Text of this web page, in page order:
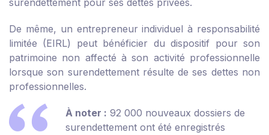
surendettement pour ses dettes privées.
De même, un entrepreneur individuel à responsabilité
limitée (EIRL) peut bénéficier du dispositif pour son
patrimoine non affecté à son activité professionnelle
lorsque son surendettement résulte de ses dettes non
professionnelles.
À noter : 92 000 nouveaux dossiers de
surendettement ont été enregistrés